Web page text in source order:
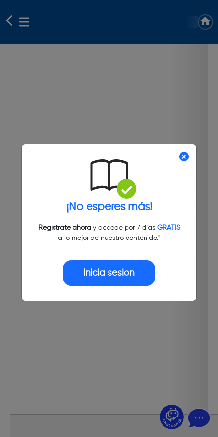
¡No esperes más!
Regístrate ahoray accede por 7 días GRATIS
a lo mejor de nuestro contenido."
Inicia sesión